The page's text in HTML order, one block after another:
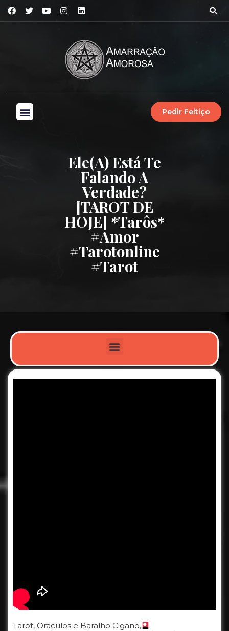
Pedir Feitiço
Ele(a) Está Te
Falando A
Verdade?
[TAROT DE
HOJE] *Tarôs*
#amor
#tarotonline
#tarot
Tarot, Oraculos e Baralho Cigano,